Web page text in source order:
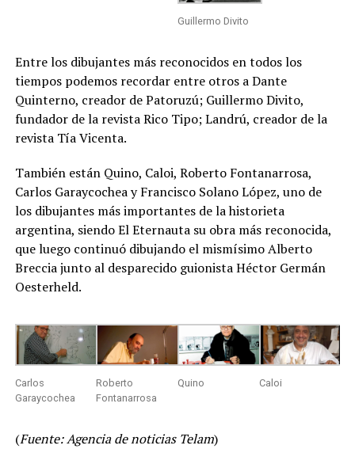
Guillermo Divito
Entre los dibujantes más reconocidos en todos los
tiempos podemos recordar entre otros a Dante
Quinterno, creador de Patoruzú; Guillermo Divito,
fundador de la revista Rico Tipo; Landrú, creador de la
revista Tía Vicenta.
También están Quino, Caloi, Roberto Fontanarrosa,
Carlos Garaycochea y Francisco Solano López, uno de
los dibujantes más importantes de la historieta
argentina, siendo El Eternauta su obra más reconocida,
que luego continuó dibujando el mismísimo Alberto
Breccia junto al desparecido guionista Héctor Germán
Oesterheld.
Carlos
Garaycochea
Roberto
Fontanarrosa
Quino Caloi
(Fuente: Agencia de noticias Telam)